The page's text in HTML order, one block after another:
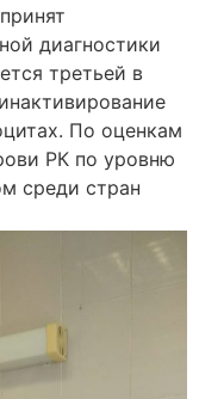
диагностики
третьей в
По оценкам
РК по уровню
среди стран